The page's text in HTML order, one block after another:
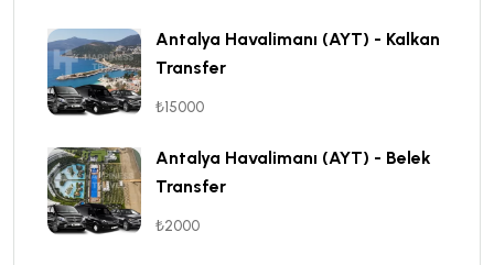
Antalya Havalimanı (AYT) - Kalkan
Transfer
₺15000
Antalya Havalimanı (AYT) - Belek
Transfer
₺2000